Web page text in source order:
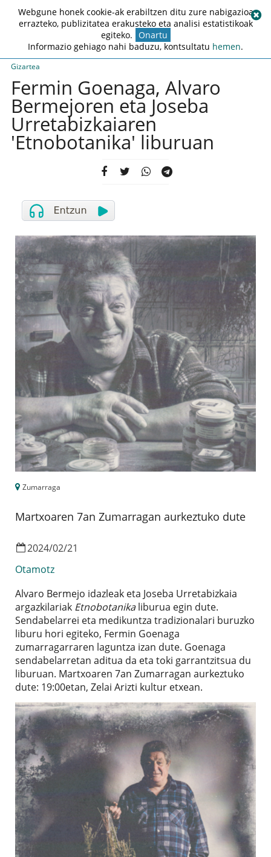
Gizartea
Fermin Goenaga, Alvaro
Bermejoren eta Joseba
Urretabizkaiaren
'Etnobotanika' liburuan
Zumarraga
Martxoaren 7an Zumarragan aurkeztuko dute
2024/02/21
Otamotz
Alvaro Bermejo idazleak eta Joseba Urretabizkaia
argazkilariak Etnobotanikaliburua egin dute.
Sendabelarrei eta medikuntza tradizionalari buruzko
liburu hori egiteko, Fermin Goenaga
zumarragarraren laguntza izan dute. Goenaga
sendabelarretan aditua da eta toki garrantzitsua du
liburuan. Martxoaren 7an Zumarragan aurkeztuko
dute: 19:00etan, Zelai Arizti kultur etxean.
Webgune honek cookie-ak erabiltzen ditu zure nabigazioa
errazteko, publizitatea erakusteko eta analisi estatistikoak
egiteko. Onartu
Informazio gehiago nahi baduzu, kontsultatu hemen.